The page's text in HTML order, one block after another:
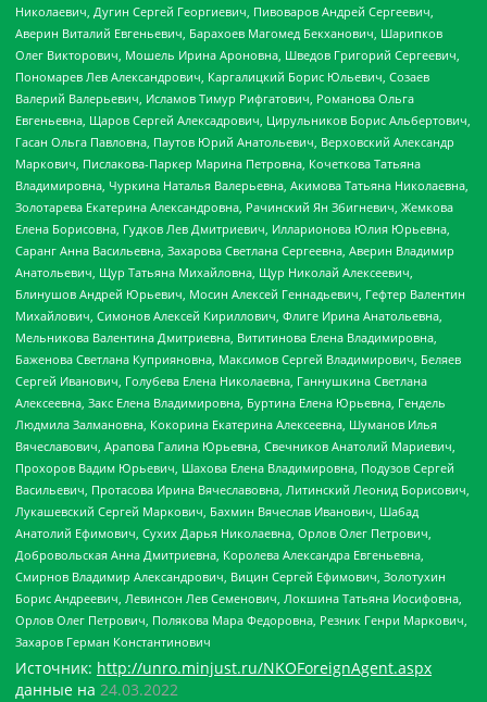
Николаевич, Дугин Сергей Георгиевич, Пивоваров Андрей Сергеевич,
Аверин Виталий Евгеньевич, Барахоев Магомед Бекханович, Шарипков
Олег Викторович, Мошель Ирина Ароновна, Шведов Григорий Сергеевич,
Пономарев Лев Александрович, Каргалицкий Борис Юльевич, Созаев
Валерий Валерьевич, Исламов Тимур Рифгатович, Романова Ольга
Евгеньевна, Щаров Сергей Алексадрович, Цирульников Борис Альбертович,
Гасан Ольга Павловна, Паутов Юрий Анатольевич, Верховский Александр
Маркович, Пислакова-Паркер Марина Петровна, Кочеткова Татьяна
Владимировна, Чуркина Наталья Валерьевна, Акимова Татьяна Николаевна,
Золотарева Екатерина Александровна, Рачинский Ян Збигневич, Жемкова
Елена Борисовна, Гудков Лев Дмитриевич, Илларионова Юлия Юрьевна,
Саранг Анна Васильевна, Захарова Светлана Сергеевна, Аверин Владимир
Анатольевич, Щур Татьяна Михайловна, Щур Николай Алексеевич,
Блинушов Андрей Юрьевич, Мосин Алексей Геннадьевич, Гефтер Валентин
Михайлович, Симонов Алексей Кириллович, Флиге Ирина Анатольевна,
Мельникова Валентина Дмитриевна, Вититинова Елена Владимировна,
Баженова Светлана Куприяновна, Максимов Сергей Владимирович, Беляев
Сергей Иванович, Голубева Елена Николаевна, Ганнушкина Светлана
Алексеевна, Закс Елена Владимировна, Буртина Елена Юрьевна, Гендель
Людмила Залмановна, Кокорина Екатерина Алексеевна, Шуманов Илья
Вячеславович, Арапова Галина Юрьевна, Свечников Анатолий Мариевич,
Прохоров Вадим Юрьевич, Шахова Елена Владимировна, Подузов Сергей
Васильевич, Протасова Ирина Вячеславовна, Литинский Леонид Борисович,
Лукашевский Сергей Маркович, Бахмин Вячеслав Иванович, Шабад
Анатолий Ефимович, Сухих Дарья Николаевна, Орлов Олег Петрович,
Добровольская Анна Дмитриевна, Королева Александра Евгеньевна,
Смирнов Владимир Александрович, Вицин Сергей Ефимович, Золотухин
Борис Андреевич, Левинсон Лев Семенович, Локшина Татьяна Иосифовна,
Орлов Олег Петрович, Полякова Мара Федоровна, Резник Генри Маркович,
Захаров Герман Константинович
Источник: http://unro.minjust.ru/NKOForeignAgent.aspx
данные на 24.03.2022